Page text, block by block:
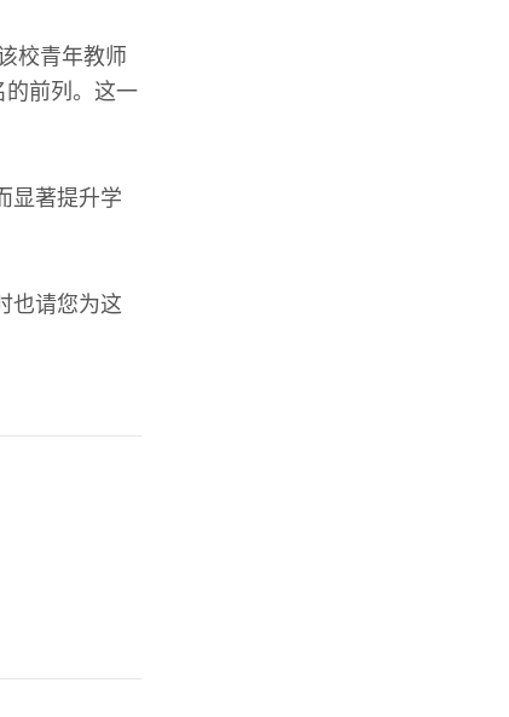
校青年教师
的前列。这一
显著提升学
也请您为这